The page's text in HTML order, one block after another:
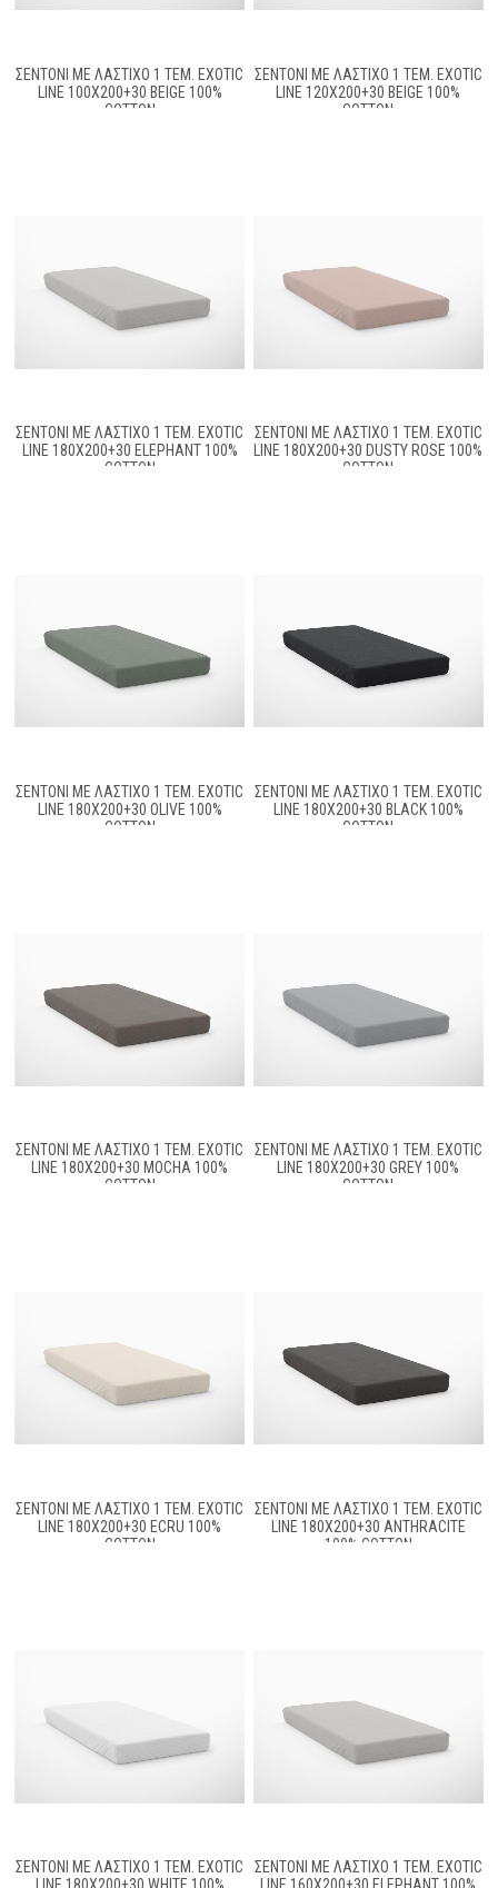
ΣΕΝΤΌΝΙ ΜΕ ΛΆΣΤΙΧΟ 1 ΤΕΜ. EXOTIC
LINE 100X200+30 BEIGE 100%
COTTON
ΣΕΝΤΌΝΙ ΜΕ ΛΆΣΤΙΧΟ 1 ΤΕΜ. EXOTIC
LINE 120X200+30 BEIGE 100%
COTTON
ΣΕΝΤΌΝΙ ΜΕ ΛΆΣΤΙΧΟ 1 ΤΕΜ. EXOTIC
LINE 180X200+30 ELEPHANT 100%
COTTON
ΣΕΝΤΌΝΙ ΜΕ ΛΆΣΤΙΧΟ 1 ΤΕΜ. EXOTIC
LINE 180X200+30 DUSTY ROSE 100%
COTTON
ΣΕΝΤΌΝΙ ΜΕ ΛΆΣΤΙΧΟ 1 ΤΕΜ. EXOTIC
LINE 180X200+30 OLIVE 100%
COTTON
ΣΕΝΤΌΝΙ ΜΕ ΛΆΣΤΙΧΟ 1 ΤΕΜ. EXOTIC
LINE 180X200+30 BLACK 100%
COTTON
ΣΕΝΤΌΝΙ ΜΕ ΛΆΣΤΙΧΟ 1 ΤΕΜ. EXOTIC
LINE 180X200+30 MOCHA 100%
COTTON
ΣΕΝΤΌΝΙ ΜΕ ΛΆΣΤΙΧΟ 1 ΤΕΜ. EXOTIC
LINE 180X200+30 GREY 100%
COTTON
ΣΕΝΤΌΝΙ ΜΕ ΛΆΣΤΙΧΟ 1 ΤΕΜ. EXOTIC
LINE 180X200+30 ECRU 100%
COTTON
ΣΕΝΤΌΝΙ ΜΕ ΛΆΣΤΙΧΟ 1 ΤΕΜ. EXOTIC
LINE 180X200+30 ANTHRACITE
100% COTTON
ΣΕΝΤΌΝΙ ΜΕ ΛΆΣΤΙΧΟ 1 ΤΕΜ. EXOTIC
ΣΕΝΤΌΝΙ ΜΕ ΛΆΣΤΙΧΟ 1 ΤΕΜ. EXOTIC